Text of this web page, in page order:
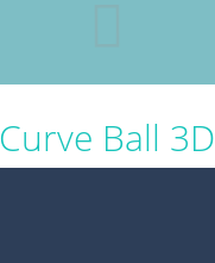
Curve Ball 3D